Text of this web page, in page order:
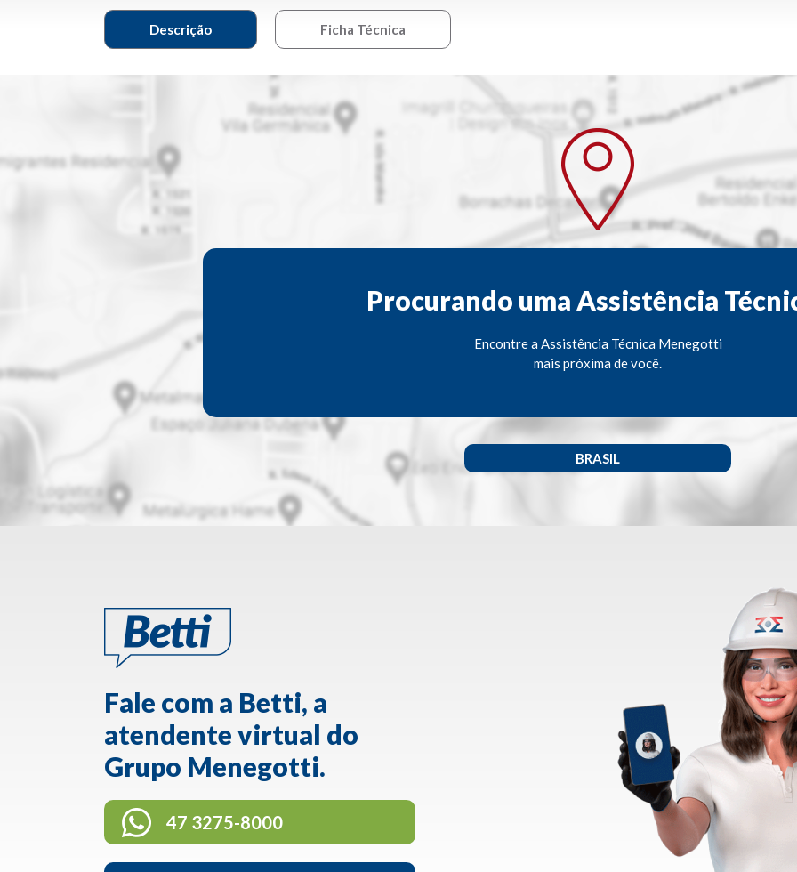
Descrição Ficha Técnica
Procurando uma Assistência
Encontre a Assistência Técnica Menegotti
mais próxima de você.
BRASIL
Fale com a Betti, a
atendente virtual do
Grupo Menegotti.
47 3275-8000